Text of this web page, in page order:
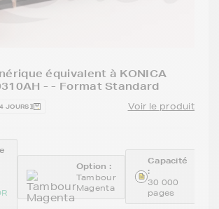
équivalent à KONICA
- - Format Standard
JOURS Voir le produit
Option :
Tambour
Magenta
Capacité
:
30 000
pages